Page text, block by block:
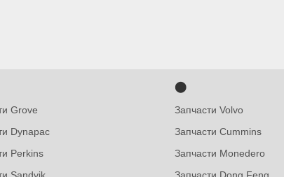
Grove
Dynapac
Perkins
⬤
Запчасти Volvo
Запчасти Cummins
Запчасти Monedero